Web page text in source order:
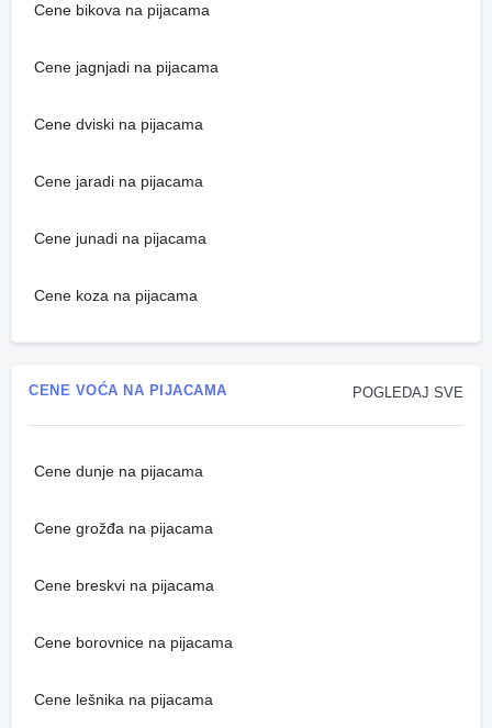
Cene bikova na pijacama
Cene jagnjadi na pijacama
Cene dviski na pijacama
Cene jaradi na pijacama
Cene junadi na pijacama
Cene koza na pijacama
POGLEDAJ SVE
CENE VOĆA NA PIJACAMA
Cene dunje na pijacama
Cene grožđa na pijacama
Cene breskvi na pijacama
Cene borovnice na pijacama
Cene lešnika na pijacama